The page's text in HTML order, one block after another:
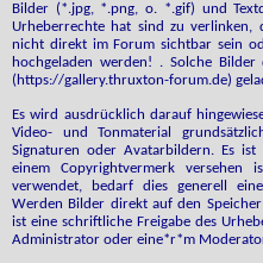
Bilder (*.jpg, *.png, o. *.gif) und
Urheberrechte hat sind zu verlinken,
nicht direkt im Forum sichtbar sein
hochgeladen werden! . Solche
(https://gallery.thruxton-forum.de)
Es wird ausdrücklich darauf
Video- und Tonmaterial
Signaturen oder Avatarbildern. Es
einem Copyrightvermerk versehen
verwendet, bedarf dies generell
Werden Bilder direkt auf den
ist eine schriftliche Freigabe des
Administrator oder eine*r*m